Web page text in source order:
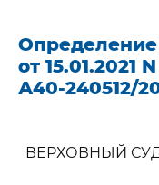
от 15.01.2021
А40-240512/
ВЕРХОВНЫЙ